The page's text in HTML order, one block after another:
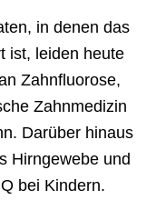
in denen das
ist, leiden heute
Zahnfluorose,
Zahnmedizin
Darüber hinaus
Hirngewebe und
bei Kindern.